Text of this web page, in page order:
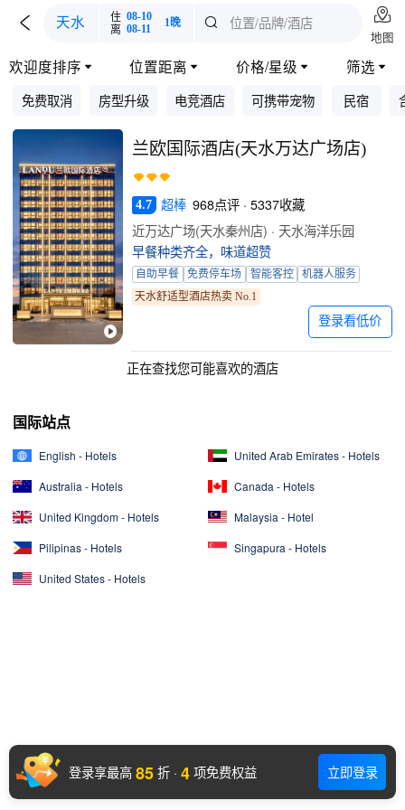
 天水 住 08-10
离 08-11 1晚  位置/品牌/酒店 
地图
欢迎度排序  位置距离  价格/星级  筛选 
免费取消 房型升级 电竞酒店 可携带宠物 民宿
兰欧国际酒店(天水万达广场店)
4.7 超棒 968点评 · 5337收藏
近万达广场(天水秦州店) · 天水海洋乐园
早餐种类齐全，味道超赞
自助早餐 免费停车场 智能客控
机器人服务
天水舒适型酒店热卖 No.1
登录看低价
正在查找您可能喜欢的酒店
国际站点
English - Hotels
United Arab Emirates - Hotels
Australia - Hotels
Canada - Hotels
United Kingdom - Hotels
Malaysia - Hotel
Pilipinas - Hotels
Singapura - Hotels
United States - Hotels
登录享最高 85 折 · 4 项免费权益 立即登录